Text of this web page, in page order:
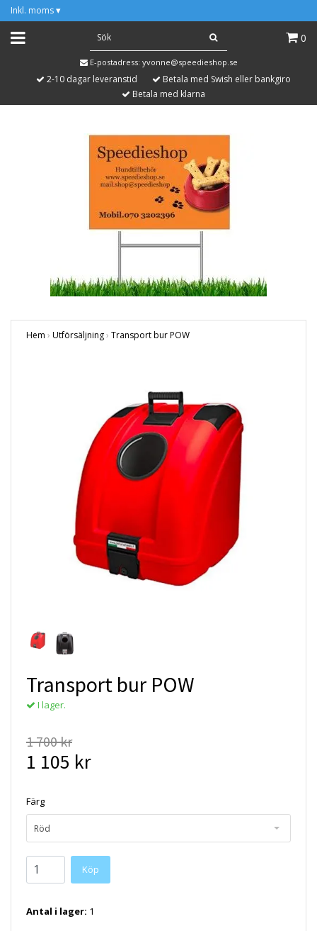
Inkl. moms ▾
0
E-postadress: yvonne@speedieshop.se
2-10 dagar leveranstid
Betala med Swish eller bankgiro
Betala med klarna
Hem › Utförsäljning› Transport bur POW
Transport bur POW
I lager.
1 700 kr
1 105 kr
Färg
Röd
Köp
Antal i lager: 1